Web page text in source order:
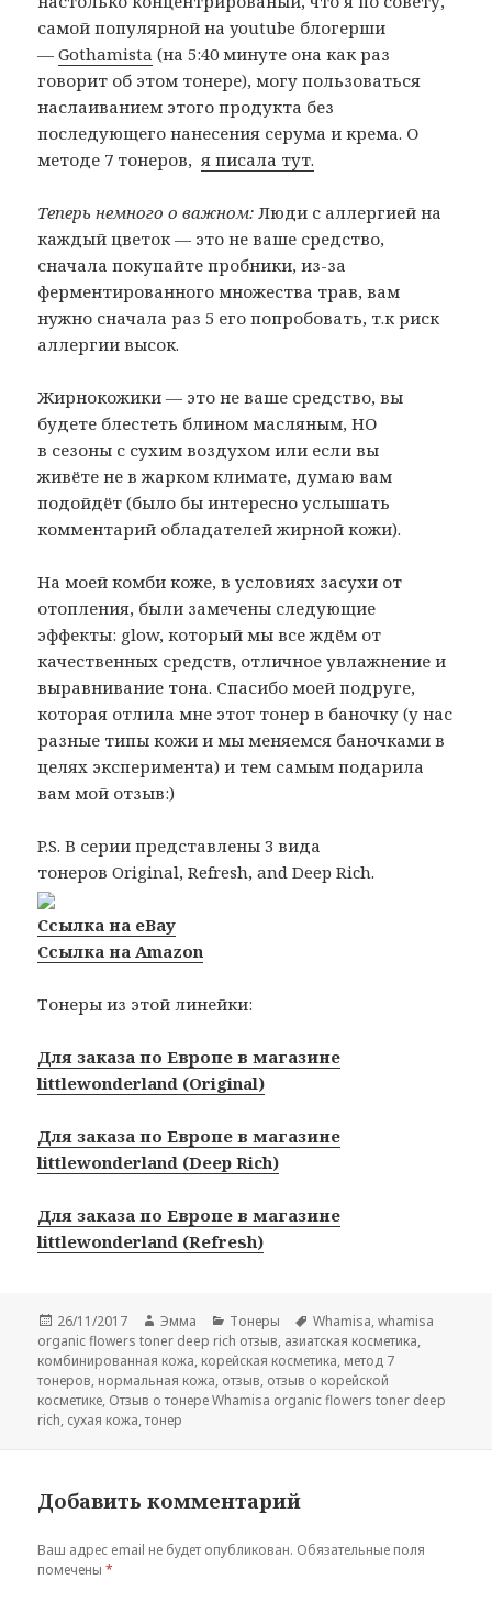
самой популярной на youtube блогерши
—Gothamista (на 5:40 минуте она как раз
говорит об этом тонере), могу пользоваться
наслаиванием этого продукта без
последующего нанесения серума и крема. О
методе 7 тонеров,я писала тут.
Теперь немного о важном: Люди с аллергией на
каждый цветок — это не ваше средство,
сначала покупайте пробники, из-за
ферментированного множества трав, вам
нужно сначала раз 5 его попробовать, т.к риск
аллергии высок.
Жирнокожики — это не ваше средство, вы
будете блестеть блином масляным, НО
в сезоны с сухим воздухом или если вы
живёте не в жарком климате, думаю вам
подойдёт (было бы интересно услышать
комментарий обладателей жирной кожи).
На моей комби коже, в условиях засухи от
отопления, были замечены следующие
эффекты: glow, который мы все ждём от
качественных средств, отличное увлажнение и
выравнивание тона. Спасибо моей подруге,
которая отлила мне этот тонер в баночку (у нас
разные типы кожи и мы меняемся баночками в
целях эксперимента) и тем самым подарила
вам мой отзыв:)
P.S. В серии представлены 3 вида
тонеров Original, Refresh, and Deep Rich.
Ссылка на eBay
Ссылка на Amazon
Тонеры из этой линейки:
Для заказа по Европе в магазине
littlewonderland (Original)
Для заказа по Европе в магазине
littlewonderland (Deep Rich)
Для заказа по Европе в магазине
littlewonderland (Refresh)
Опубликовано
26/11/2017 Автор
Эмма Рубрики
Тонеры Метки
Whamisa,whamisa
organic flowers toner deep rich отзыв, азиатская косметика,
комбинированная кожа, корейская косметика, метод 7
тонеров, нормальная кожа, отзыв, отзыв о корейской
косметике, Отзыв о тонере Whamisa organic flowers toner deep
rich, сухая кожа,тонер
Добавить комментарий
Ваш адрес email не будет опубликован. Обязательные поля
помечены*